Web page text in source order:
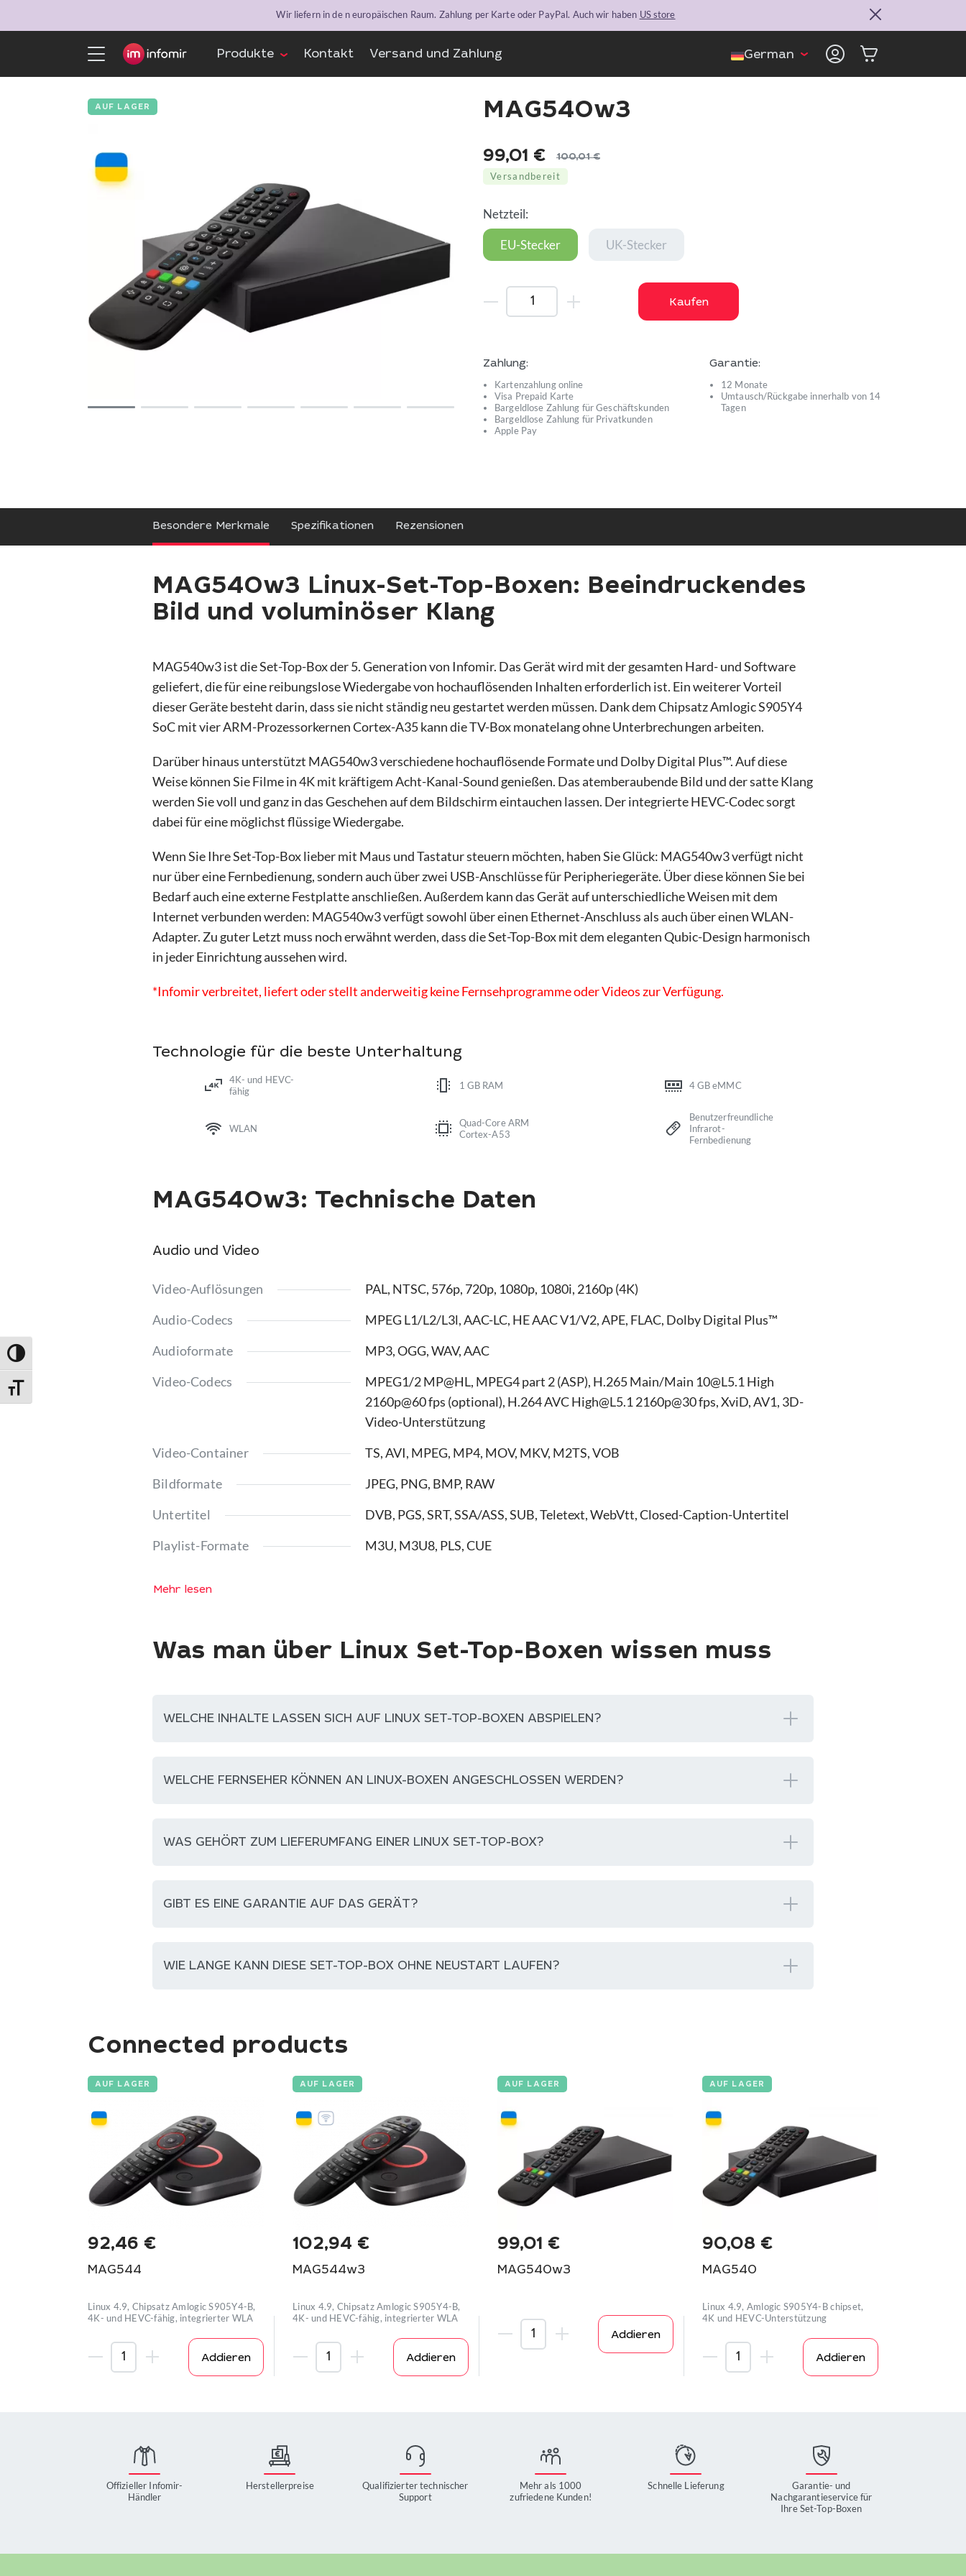
Umschalten auf hohe Kontraste
Schrift vergrößern
Wir liefern in de n europäischen Raum. Zahlung per Karte oder PayPal. Auch wir haben US store
Produkte Kontakt Versand und Zahlung German
MAG540w3
100,01€
Ursprünglicher
Preis
war:
100,01 €
99,01 €
Aktueller
Preis
ist:
99,01 €.
AUF LAGER
Versandbereit
Netzteil:
EU-Stecker UK-Stecker
Kaufen
Zahlung:
Kartenzahlung online
Visa Prepaid Karte
Bargeldlose Zahlung für Geschäftskunden
Bargeldlose Zahlung für Privatkunden
Apple Pay
Garantie:
12 Monate
Umtausch/Rückgabe innerhalb von 14
Tagen
Besondere Merkmale Spezifikationen Rezensionen
MAG540w3 Linux-Set-Top-Boxen: Beeindruckendes
Bild und voluminöser Klang
MAG540w3 ist die Set-Top-Box der 5. Generation von Infomir. Das Gerät wird mit der gesamten Hard- und Software
geliefert, die für eine reibungslose Wiedergabe von hochauflösenden Inhalten erforderlich ist. Ein weiterer Vorteil
dieser Geräte besteht darin, dass sie nicht ständig neu gestartet werden müssen. Dank dem Chipsatz Amlogic S905Y4
SoC mit vier ARM-Prozessorkernen Cortex-A35 kann die TV-Box monatelang ohne Unterbrechungen arbeiten.
Darüber hinaus unterstützt MAG540w3 verschiedene hochauflösende Formate und Dolby Digital Plus™. Auf diese
Weise können Sie Filme in 4K mit kräftigem Acht-Kanal-Sound genießen. Das atemberaubende Bild und der satte Klang
werden Sie voll und ganz in das Geschehen auf dem Bildschirm eintauchen lassen. Der integrierte HEVC-Codec sorgt
dabei für eine möglichst flüssige Wiedergabe.
Wenn Sie Ihre Set-Top-Box lieber mit Maus und Tastatur steuern möchten, haben Sie Glück: MAG540w3 verfügt nicht
nur über eine Fernbedienung, sondern auch über zwei USB-Anschlüsse für Peripheriegeräte. Über diese können Sie bei
Bedarf auch eine externe Festplatte anschließen. Außerdem kann das Gerät auf unterschiedliche Weisen mit dem
Internet verbunden werden: MAG540w3 verfügt sowohl über einen Ethernet-Anschluss als auch über einen WLAN-
Adapter. Zu guter Letzt muss noch erwähnt werden, dass die Set-Top-Box mit dem eleganten Qubic-Design harmonisch
in jeder Einrichtung aussehen wird.
*Infomir verbreitet, liefert oder stellt anderweitig keine Fernsehprogramme oder Videos zur Verfügung.
Technologie für die beste Unterhaltung
4K- und HEVC-
fähig
1 GB RAM 4 GB eMMC
WLAN
Quad-Core ARM
Cortex-A53
Benutzerfreundliche
Infrarot-
Fernbedienung
MAG540w3: Technische Daten
Audio und Video
Video-Auflösungen
PAL, NTSC, 576p, 720p, 1080p, 1080i, 2160p (4K)
Audio-Codecs
MPEG L1/L2/L3l, AAC-LC, HE AAC V1/V2, APE, FLAC, Dolby Digital Plus™
Audioformate
MP3, OGG, WAV, AAC
Video-Codecs
MPEG1/2 MP@HL, MPEG4 part 2 (ASP), H.265 Main/Main 10@L5.1 High
2160p@60 fps (optional), H.264 AVC High@L5.1 2160p@30 fps, XviD, AV1, 3D-
Video-Unterstützung
Video-Container
TS, AVI, MPEG, MP4, MOV, MKV, M2TS, VOB
Bildformate
JPEG, PNG, BMP, RAW
Untertitel
DVB, PGS, SRT, SSA/ASS, SUB, Teletext, WebVtt, Closed-Caption-Untertitel
Playlist-Formate
M3U, M3U8, PLS, CUE
Mehr lesen
Was man über Linux Set-Top-Boxen wissen muss
WELCHE INHALTE LASSEN SICH AUF LINUX SET-TOP-BOXEN ABSPIELEN?
WELCHE FERNSEHER KÖNNEN AN LINUX-BOXEN ANGESCHLOSSEN WERDEN?
WAS GEHÖRT ZUM LIEFERUMFANG EINER LINUX SET-TOP-BOX?
GIBT ES EINE GARANTIE AUF DAS GERÄT?
WIE LANGE KANN DIESE SET-TOP-BOX OHNE NEUSTART LAUFEN?
Connected products
AUF LAGER
92,46 €
MAG544
Linux 4.9, Chipsatz Amlogic S905Y4-B,
4K- und HEVC-fähig, integrierter WLA
Addieren
AUF LAGER
102,94 €
MAG544w3
Linux 4.9, Chipsatz Amlogic S905Y4-B,
4K- und HEVC-fähig, integrierter WLA
Addieren
AUF LAGER
99,01 €
MAG540w3
Addieren
AUF LAGER
90,08 €
MAG540
Linux 4.9, Amlogic S905Y4-B chipset,
4K und HEVC-Unterstützung
Addieren
Offizieller Infomir-
Händler
Herstellerpreise
Qualifizierter technischer
Support
Mehr als 1000
zufriedene Kunden!
Schnelle Lieferung
Garantie- und
Nachgarantieservice für
Ihre Set-Top-Boxen